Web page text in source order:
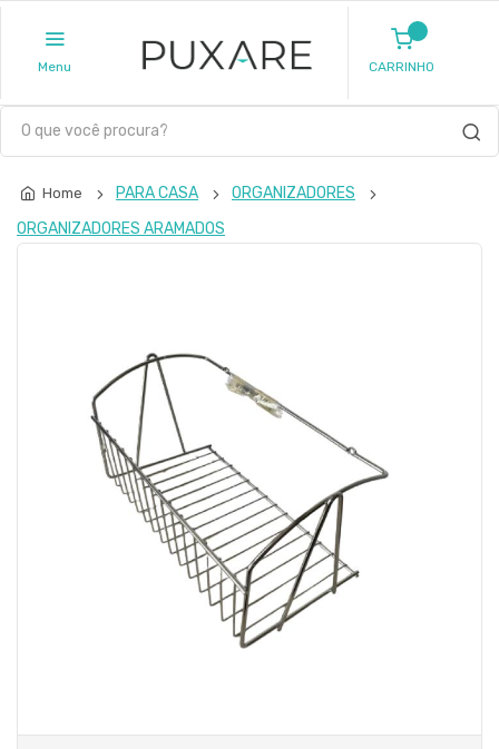
Menu CARRINHO
Home PARA CASA
ORGANIZADORES
ORGANIZADORES ARAMADOS